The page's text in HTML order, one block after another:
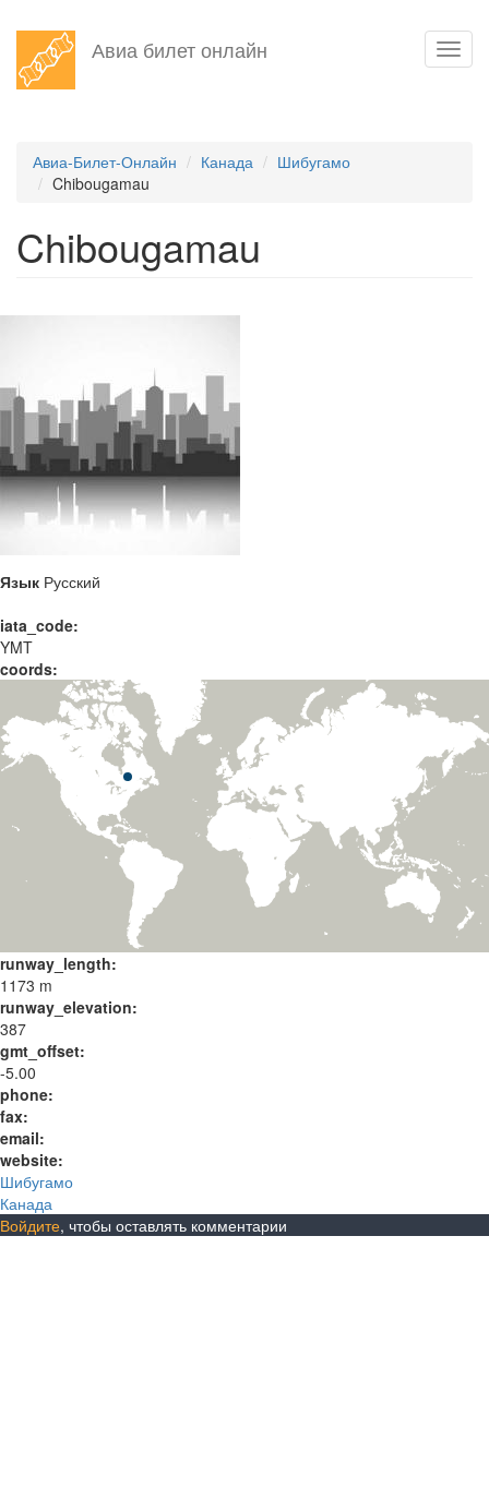
Перейти
основному
Авиа билет онлайн
Авиа-Билет-Онлайн Канада
Шибугамо
Chibougamau
Chibougamau
Язык Русский
iata_code:
YMT
coords:
runway_length:
1173 m
runway_elevation:
387
gmt_offset:
-5.00
phone:
fax:
email:
website:
Шибугамо
Канада
Войдите, чтобы оставлять комментарии